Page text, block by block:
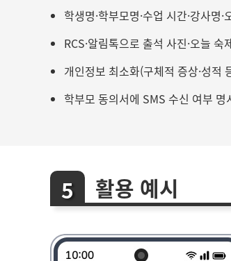
학생명·학부모명·수업 시간·강사명
RCS·알림톡으로 출석 사진·오늘 숙
개인정보 최소화(구체적 증상·성적
학부모 동의서에 SMS 수신 여부 명
활용 예시